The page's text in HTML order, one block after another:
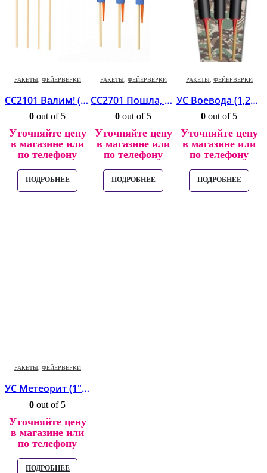
РАКЕТЫ, ФЕЙЕРВЕРКИ
СС2101 Валим! (0,6″) *72/6
0 out of 5
Уточняйте цену
в магазине или
по телефону
ПОДРОБНЕЕ
РАКЕТЫ, ФЕЙЕРВЕРКИ
СС2701 Пошла, родимая! (1,7″) *25/4
0 out of 5
Уточняйте цену
в магазине или
по телефону
ПОДРОБНЕЕ
РАКЕТЫ, ФЕЙЕРВЕРКИ
УС Воевода (1,2″) *16/3
0 out of 5
Уточняйте цену
в магазине или
по телефону
ПОДРОБНЕЕ
РАКЕТЫ, ФЕЙЕРВЕРКИ
УС Метеорит (1″) *24/3
0 out of 5
Уточняйте цену
в магазине или
по телефону
ПОДРОБНЕЕ